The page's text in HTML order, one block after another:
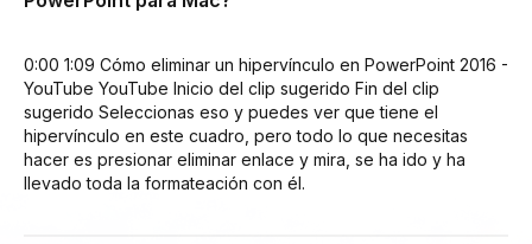
0:00 1:09 Cómo eliminar un hipervínculo en PowerPoint 2016 -
YouTube YouTube Inicio del clip sugerido Fin del clip
sugerido Seleccionas eso y puedes ver que tiene el
hipervínculo en este cuadro, pero todo lo que necesitas
hacer es presionar eliminar enlace y mira, se ha ido y ha
llevado toda la formateación con él.